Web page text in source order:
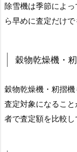
除雪機は季節によ
ら早めに査定だけで
穀物乾燥機・
穀物乾燥機・籾摺
査定対象になるこ
者で査定額を比較し